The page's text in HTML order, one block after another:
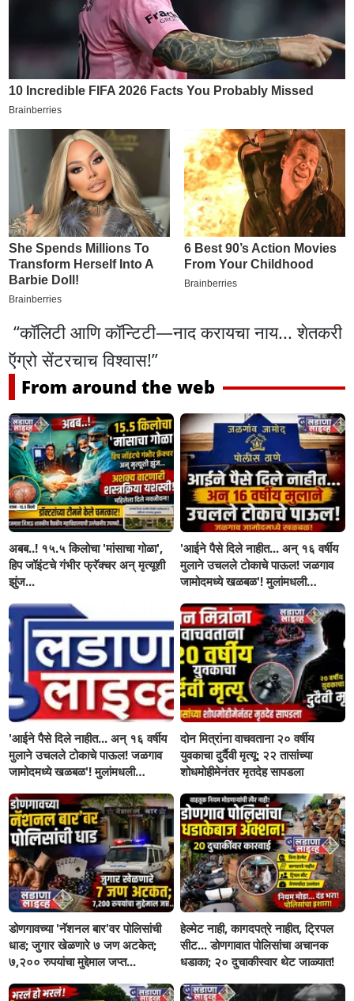
“कॉलिटी आणि कॉन्टिटी—नाद करायचा नाय... शेतकरी
ऍग्रो सेंटरचाच विश्वास!”
From around the web
अबब..! १५.५ किलोचा 'मांसाचा गोळा',
हिप जॉइंटचे गंभीर फ्रॅक्चर अन् मृत्यूशी
झुंज...
'आईने पैसे दिले नाहीत... अन् १६ वर्षीय
मुलाने उचलले टोकाचे पाऊल! जळगाव
जामोदमध्ये खळबळ'! मुलांमधली
'आईने पैसे दिले नाहीत... अन् १६ वर्षीय
मुलाने उचलले टोकाचे पाऊल! जळगाव
जामोदमध्ये खळबळ'! मुलांमधली
दोन मित्रांना वाचवताना २० वर्षीय
युवकाचा दुर्दैवी मृत्यू; २२ तासांच्या
शोधमोहीमेनंतर मृतदेह सापडला
डोणगावच्या 'नॅशनल बार'वर पोलिसांची
धाड; जुगार खेळणारे ७ जण अटकेत;
७,२०० रुपयांचा मुद्देमाल जप्त...
हेल्मेट नाही, कागदपत्रे नाहीत, ट्रिपल
सीट... डोणगावात पोलिसांचा अचानक
धडाका; २० दुचाकीस्वार थेट जाळ्यात!